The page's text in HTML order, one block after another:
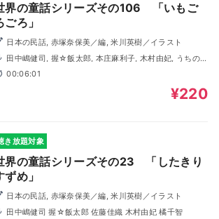
界の童話シリーズその106 「いもご
ごろ」
日本の民話, 赤塚奈保美／編, 米川英樹／イラスト
00:06:01
¥220
き放題対象
界の童話シリーズその23 「したきり
ずめ」
日本の民話, 赤塚奈保美／編, 米川英樹／イラスト
田中嶋健司 握☆飯太郎 佐藤佳織 木村由妃 橘千智